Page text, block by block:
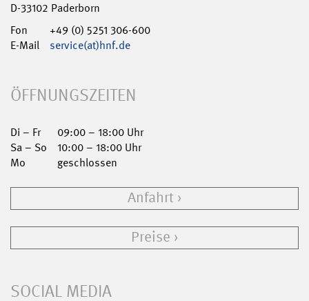
D-33102 Paderborn
Fon
+49 (0) 5251 306-600
E-Mail
service(at)hnf.de
ÖFFNUNGSZEITEN
Di – Fr
09:00 – 18:00 Uhr
Sa – So
10:00 – 18:00 Uhr
Mo
geschlossen
Anfahrt
Preise
SOCIAL MEDIA